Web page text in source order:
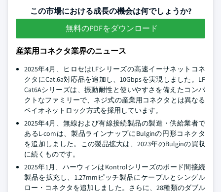
この市場における成長の機会は何でしょうか?
無料のPDFをダウンロード
産業用コネクタ業界のニュース
2025年4月、ヒロセはLFシリーズの高速イーサネットコネ
クタにCat.6a対応品を追加し、10Gbpsを実現しました。LF
Cat6Aシリーズは、振動耐性と使いやすさを備えたコンパ
クトなファミリーで、ネジ式の産業用コネクタとは異なる
ベイオネットロック方式を採用しています。
2025年4月、無線および有線接続製品の製造・供給業者で
あるL-comは、製品ラインナップにBulginの円形コネクタ
を追加しました。この製品拡大は、2023年のBulginの買収
に続くものです。
2025年1月、ハーウィンはKontrolシリーズのボード間接続
製品を拡充し、1.27mmピッチ製品にケーブルとシングル
ロー・コネクタを追加しました。さらに、28種類のダブル